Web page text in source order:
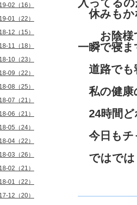
入ってる
休みもか
お陰様
一瞬で寝ま
道路でも
私の健康
24時間ど
今日もチ
ではでは
02（16）
01（22）
12（15）
11（18）
10（23）
09（22）
08（25）
07（21）
06（21）
05（24）
04（22）
03（26）
02（21）
01（22）
12（20）